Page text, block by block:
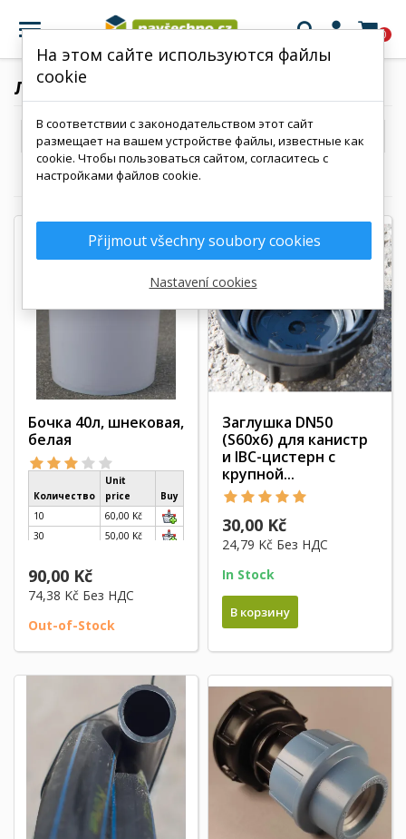
 0
ЛИДЕРЫ ПРОДАЖ
Продажи, от большего к меньшему 
Показано 1-64 из 322
Бочка 40л, шнековая,
белая
Количество
Unit
price
Buy
10
60,00 Kč
30
50,00 Kč
80
90,00 Kč
74,38 Kč Без НДС
Out-of-Stock
Заглушка DN50
(S60x6) для канистр
и IBC-цистерн с
крупной...
30,00 Kč
24,79 Kč Без НДС
In Stock
В корзину
На этом сайте используются файлы
cookie
В соответствии с законодательством этот сайт
размещает на вашем устройстве файлы, известные как
cookie. Чтобы пользоваться сайтом, согласитесь с
настройками файлов cookie.
Přijmout všechny soubory cookies
Nastavení cookies